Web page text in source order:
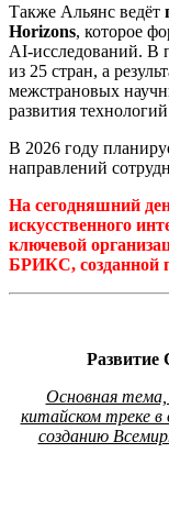
Также Альянс ведёт
Horizons, которое
AI-исследований. В
из 25 стран, а
межстрановых
развития
В 2026 году
направлений
На сегодняшний
искусственного
ключевой
БРИКС, созданной
Развитие
Основная тема,
китайском треке
созданию